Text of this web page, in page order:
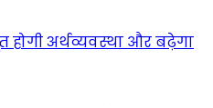
अर्थव्यवस्था और बढ़ेगा